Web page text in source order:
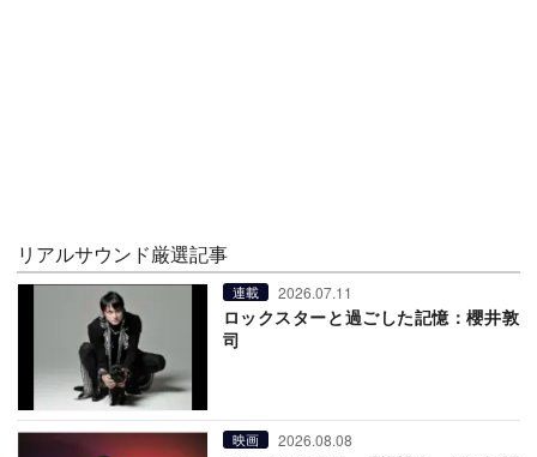
リアルサウンド厳選記事
連載 2026.07.11
ロックスターと過ごした記憶：櫻井敦
司
映画 2026.08.08